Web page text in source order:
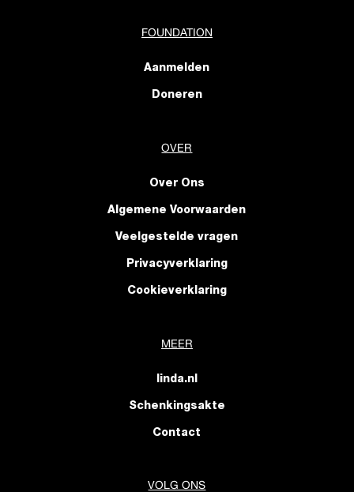
FOUNDATION
Aanmelden
Doneren
OVER
Over Ons
Algemene Voorwaarden
Veelgestelde vragen
Privacyverklaring
Cookieverklaring
MEER
linda.nl
Schenkingsakte
Contact
VOLG ONS